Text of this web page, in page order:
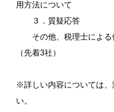
用方法について
３．質疑応答
その他、税理士による
（先着3社）
※詳しい内容については、
い。